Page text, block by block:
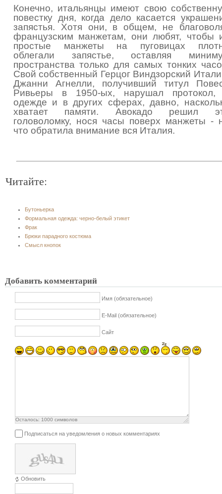
Конечно, итальянцы имеют свою
повестку дня, когда дело касается
запястья. Хотя они, в общем, не
французским манжетам, они любят, чтобы
простые манжеты на пуговицах
облегали запястье, оставляя
пространства только для самых тонких
Свой собственный Герцог Виндзорский
Джанни Агнелли, получивший титул
Ривьеры в 1950-ых, нарушал протокол,
одежде и в других сферах, давно,
хватает памяти. Авокадо решил
головоломку, нося часы поверх манжеты -
что обратила внимание вся Италия.
Читайте:
Бутоньерка
Формальная одежда: черно-белый этикет
Фрак
Брюки парадного костюма
Смысл кнопок
Добавить комментарий
Имя (обязательное)
E-Mail (обязательное)
Сайт
Осталось: 1000 символов
Подписаться на уведомления о новых комментариях
Обновить